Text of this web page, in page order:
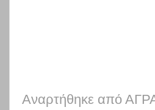
Αναρτήθηκε από